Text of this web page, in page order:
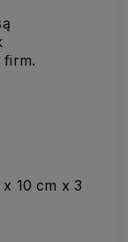
firm.
10 cm x 3